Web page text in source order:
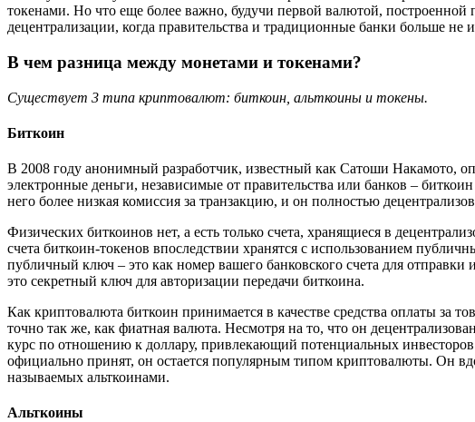
токенами. Но что еще более важно, будучи первой валютой,
децентрализации, когда правительства и традиционные банки больше
В чем разница между монетами и токенами?
Существует 3 типа криптовалют: биткоин, альткоины и токены.
Биткоин
В 2008 году анонимный разработчик, известный как Сатоши Накамото,
электронные деньги, независимые от правительства или банков –
него более низкая комиссия за транзакцию, и он полностью
Физических биткоинов нет, а есть только счета, хранящиеся в
счета биткоин-токенов впоследствии хранятся с использованием
публичный ключ – это как номер вашего банковского счета для
это секретный ключ для авторизации передачи биткоина.
Как криптовалюта биткоин принимается в качестве средства оплаты за
точно так же, как фиатная валюта. Несмотря на то, что он
курс по отношению к доллару, привлекающий потенциальных
официально принят, он остается популярным типом криптовалюты. Он
называемых альткоинами.
Альткоины